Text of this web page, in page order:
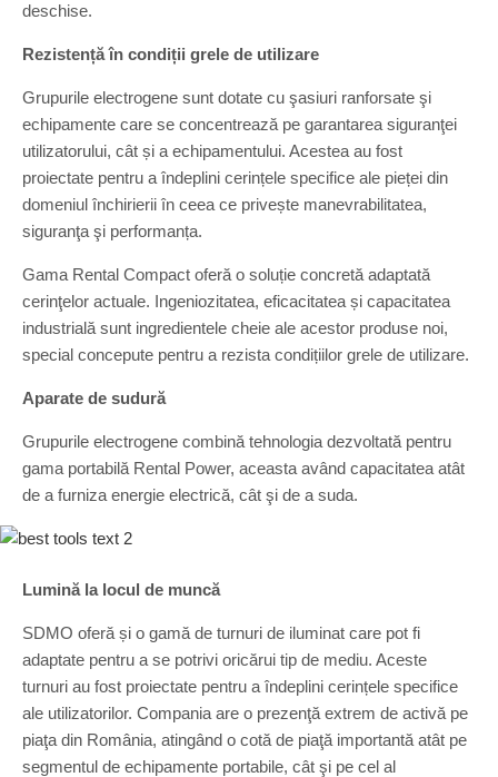
deschise.
Rezistență în condiții grele de utilizare
Grupurile electrogene sunt dotate cu şasiuri ranforsate şi
echipamente care se concentrează pe garantarea siguranţei
utilizatorului, cât și a echipamentului. Acestea au fost
proiectate pentru a îndeplini cerințele specifice ale pieței din
domeniul închirierii în ceea ce privește manevrabilitatea,
siguranţa şi performanța.
Gama Rental Compact oferă o soluție concretă adaptată
cerinţelor actuale. Ingeniozitatea, eficacitatea și capacitatea
industrială sunt ingredientele cheie ale acestor produse noi,
special concepute pentru a rezista condițiilor grele de utilizare.
Aparate de sudură
Grupurile electrogene combină tehnologia dezvoltată pentru
gama portabilă Rental Power, aceasta având capacitatea atât
de a furniza energie electrică, cât şi de a suda.
Lumină la locul de muncă
SDMO oferă și o gamă de turnuri de iluminat care pot fi
adaptate pentru a se potrivi oricărui tip de mediu. Aceste
turnuri au fost proiectate pentru a îndeplini cerințele specifice
ale utilizatorilor. Compania are o prezenţă extrem de activă pe
piaţa din România, atingând o cotă de piaţă importantă atât pe
segmentul de echipamente portabile, cât şi pe cel al